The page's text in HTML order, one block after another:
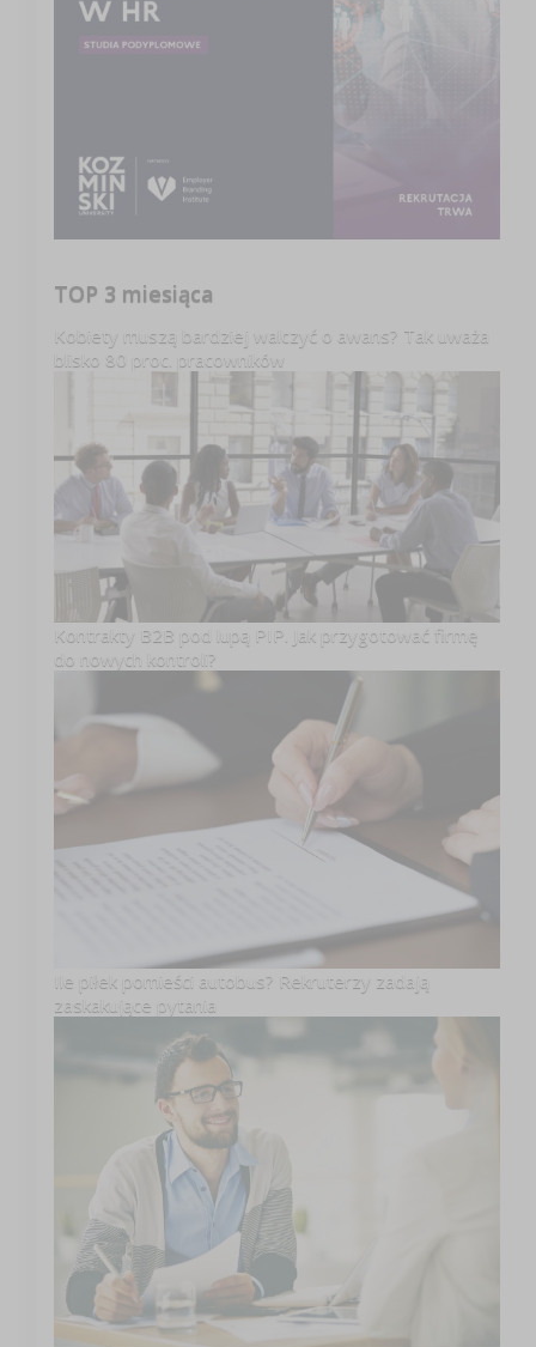
TOP 3 miesiąca
Kobiety muszą bardziej walczyć o awans? Tak uważa
blisko 80 proc. pracowników
Kontrakty B2B pod lupą PIP. Jak przygotować firmę
do nowych kontroli?
Ile piłek pomieści autobus? Rekruterzy zadają
zaskakujące pytania